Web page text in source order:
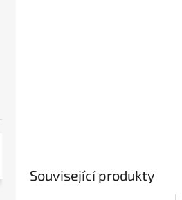
Související produkty